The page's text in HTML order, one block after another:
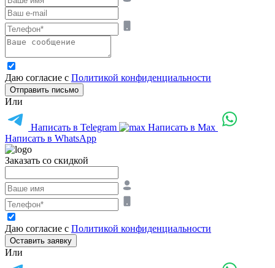
Даю согласие с Политикой конфиденциальности
Отправить письмо
Или
Написать в Telegram
Написать в Max
Написать в WhatsApp
Заказать со скидкой
Даю согласие с Политикой конфиденциальности
Оставить заявку
Или